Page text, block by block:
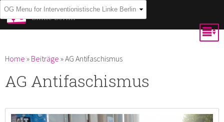
Skip to
main
content
Interventionistische
Linke Berlin
You are here
Home » Beiträge »AG Antifaschismus
AG Antifaschismus